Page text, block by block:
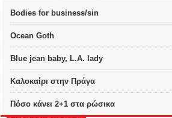
Bodies for business/sin
Ocean Goth
Blue jean baby, L.A. lady
Καλοκαίρι στην Πράγα
Πόσο κάνει 2+1 στα ρώσικα